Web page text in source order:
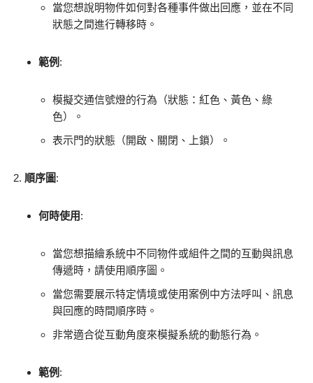
當您想說明物件如何對各種事件做出回應，並在不同
狀態之間進行轉移時。
範例 :
模擬交通信號燈的行為（狀態：紅色、黃色、綠
色）。
表示門的狀態（開啟、關閉、上鎖）。
順序圖:
何時使用:
當您想描繪系統中不同物件或組件之間的互動與訊息
傳遞時，請使用順序圖。
當您需要展示特定情境或使用案例中方法呼叫、訊息
與回應的時間順序時。
非常適合從互動角度來模擬系統的動態行為。
範例 :